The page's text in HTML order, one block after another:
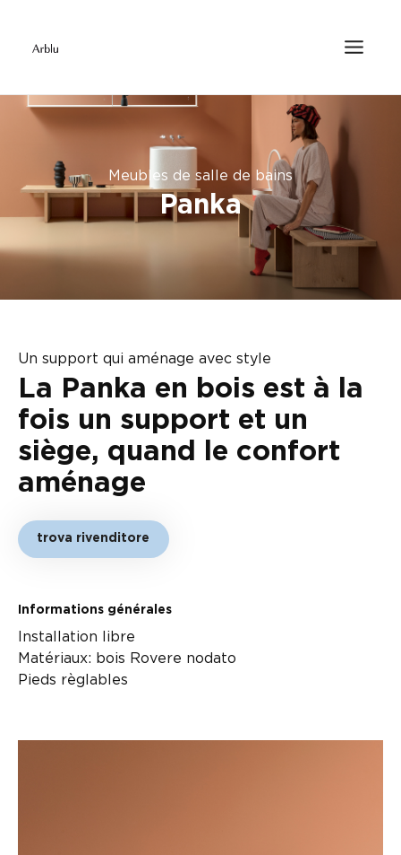
Meubles de salle de bains
Panka
Un support qui aménage avec style
La Panka en bois est à la
fois un support et un
siège, quand le confort
aménage
trova rivenditore
Informations générales
Installation libre
Matériaux: bois Rovere nodato
Pieds règlables